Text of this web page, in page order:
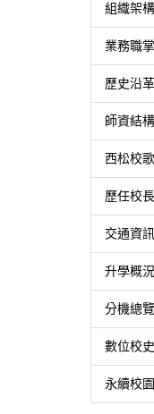
組織架構
業務職掌
歷史沿革
師資結構
西松校歌
歷任校長
交通資訊
升學概況
分機總覽
數位校史
永續校園